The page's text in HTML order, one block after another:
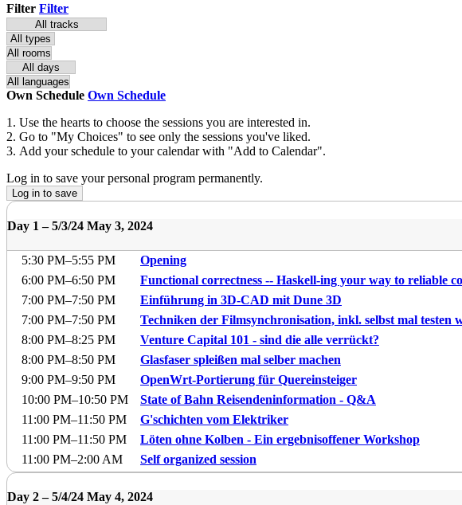
Filter Filter
Own Schedule Own Schedule
Use the hearts to choose the sessions you are interested in.
Go to "My Choices" to see only the sessions you've liked.
Add your schedule to your calendar with "Add to Calendar".
Log in to save your personal program permanently.
Log in to save
Day 1 –5/3/24 May 3, 2024
5:30 PM–5:55 PM
Opening
6:00 PM–6:50 PM
Functional correctness -- Haskell-ing your way to reliable
7:00 PM–7:50 PM
Einführung in 3D-CAD mit Dune 3D
7:00 PM–7:50 PM
Techniken der Filmsynchronisation, inkl. selbst mal testen
8:00 PM–8:25 PM
Venture Capital 101 - sind die alle verrückt?
8:00 PM–8:50 PM
Glasfaser spleißen mal selber machen
9:00 PM–9:50 PM
OpenWrt-Portierung für Quereinsteiger
10:00 PM–10:50 PM
State of Bahn Reisendeninformation - Q&A
11:00 PM–11:50 PM
G'schichten vom Elektriker
11:00 PM–11:50 PM
Löten ohne Kolben - Ein ergebnisoffener Workshop
11:00 PM–2:00 AM Self organized session
Day 2 –5/4/24 May 4, 2024